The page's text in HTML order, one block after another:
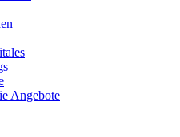
Angebote